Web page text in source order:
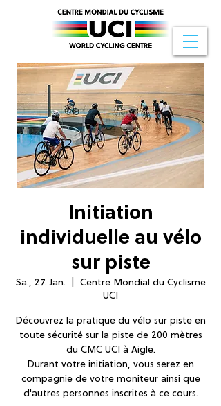
Initiation
individuelle au vélo
sur piste
Sa., 27. Jan.
Centre Mondial du Cyclisme
UCI
Découvrez la pratique du vélo sur piste en
toute sécurité sur la piste de 200 mètres
du CMC UCI à Aigle.
Durant votre initiation, vous serez en
compagnie de votre moniteur ainsi que
d'autres personnes inscrites à ce cours.